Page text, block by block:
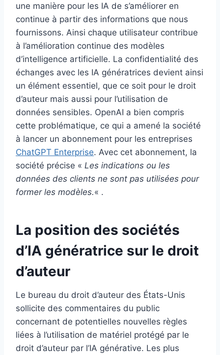
une manière pour les IA de s’améliorer en
continue à partir des informations que nous
fournissons. Ainsi chaque utilisateur contribue
à l’amélioration continue des modèles
d’intelligence artificielle. La confidentialité des
échanges avec les IA génératrices devient ainsi
un élément essentiel, que ce soit pour le droit
d’auteur mais aussi pour l’utilisation de
données sensibles. OpenAI a bien compris
cette problématique, ce qui a amené la société
à lancer un abonnement pour les entreprises
ChatGPT Enterprise. Avec cet abonnement, la
société précise « Les indications ou les
données des clients ne sont pas utilisées pour
former les modèles.« .
La position des sociétés
d’IA génératrice sur le droit
d’auteur
Le bureau du droit d’auteur des États-Unis
sollicite des commentaires du public
concernant de potentielles nouvelles règles
liées à l’utilisation de matériel protégé par le
droit d’auteur par l’IA générative. Les plus